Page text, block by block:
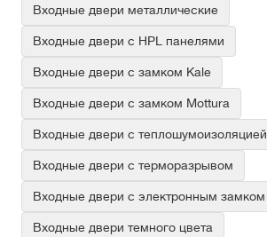
Входные двери металлические
Входные двери с HPL панелями
Входные двери с замком Kale
Входные двери с замком Mottura
Входные двери с теплошумоизоляцией
Входные двери с терморазрывом
Входные двери с электронным замком
Входные двери темного цвета